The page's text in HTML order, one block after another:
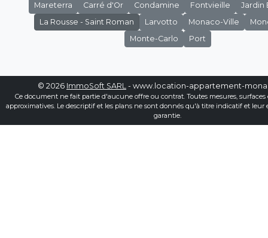
Mareterra Carré d'Or Condamine Fontvieille
Jardin
La Rousse - Saint Roman
Larvotto Monaco-Ville
Monte-Carlo
Port
© 2026 ImmoSoft SARL - www.location-appartement-
Ce document ne fait partie d'aucune offre ou contrat. Toutes mesures, surfaces
approximatives. Le descriptif et les plans ne sont donnés qu'à titre indicatif et leur
garantie.